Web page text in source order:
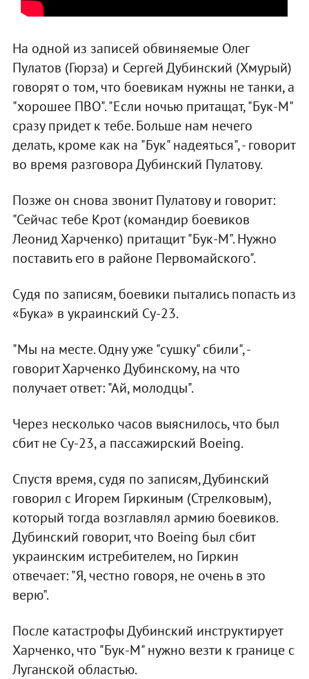
На одной из записей обвиняемые Олег
Пулатов (Гюрза) и Сергей Дубинский (Хмурый)
говорят о том, что боевикам нужны не танки, а
"хорошее ПВО". "Если ночью притащат, "Бук-М"
сразу придет к тебе. Больше нам нечего
делать, кроме как на "Бук" надеяться", - говорит
во время разговора Дубинский Пулатову.
Позже он снова звонит Пулатову и говорит:
"Сейчас тебе Крот (командир боевиков
Леонид Харченко) притащит "Бук-М". Нужно
поставить его в районе Первомайского".
Судя по записям, боевики пытались попасть из
«Бука» в украинский Су-23.
"Мы на месте. Одну уже "сушку" сбили", -
говорит Харченко Дубинскому, на что
получает ответ: "Ай, молодцы".
Через несколько часов выяснилось, что был
сбит не Су-23, а пассажирский Boeing.
Спустя время, судя по записям, Дубинский
говорил с Игорем Гиркиным (Стрелковым),
который тогда возглавлял армию боевиков.
Дубинский говорит, что Boeing был сбит
украинским истребителем, но Гиркин
отвечает: "Я, честно говоря, не очень в это
верю".
После катастрофы Дубинский инструктирует
Харченко, что "Бук-М" нужно везти к границе с
Луганской областью.